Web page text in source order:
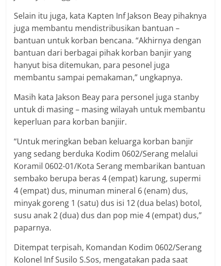
Selain itu juga, kata Kapten Inf Jakson Beay pihaknya
juga membantu mendistribusikan bantuan –
bantuan untuk korban bencana. “Akhirnya dengan
bantuan dari berbagai pihak korban banjir yang
hanyut bisa ditemukan, para pesonel juga
membantu sampai pemakaman,” ungkapnya.
Masih kata Jakson Beay para personel juga stanby
untuk di masing – masing wilayah untuk membantu
keperluan para korban banjiir.
“Untuk meringkan beban keluarga korban banjir
yang sedang berduka Kodim 0602/Serang melalui
Koramil 0602-01/Kota Serang membarikan bantuan
sembako berupa beras 4 (empat) karung, supermi
4 (empat) dus, minuman mineral 6 (enam) dus,
minyak goreng 1 (satu) dus isi 12 (dua belas) botol,
susu anak 2 (dua) dus dan pop mie 4 (empat) dus,”
paparnya.
Ditempat terpisah, Komandan Kodim 0602/Serang
Kolonel Inf Susilo S.Sos, mengatakan pada saat